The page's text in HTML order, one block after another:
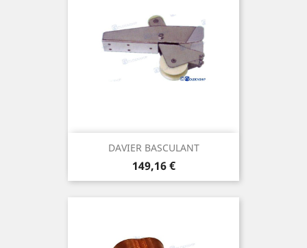
DAVIER BASCULANT
Prix
149,16 €